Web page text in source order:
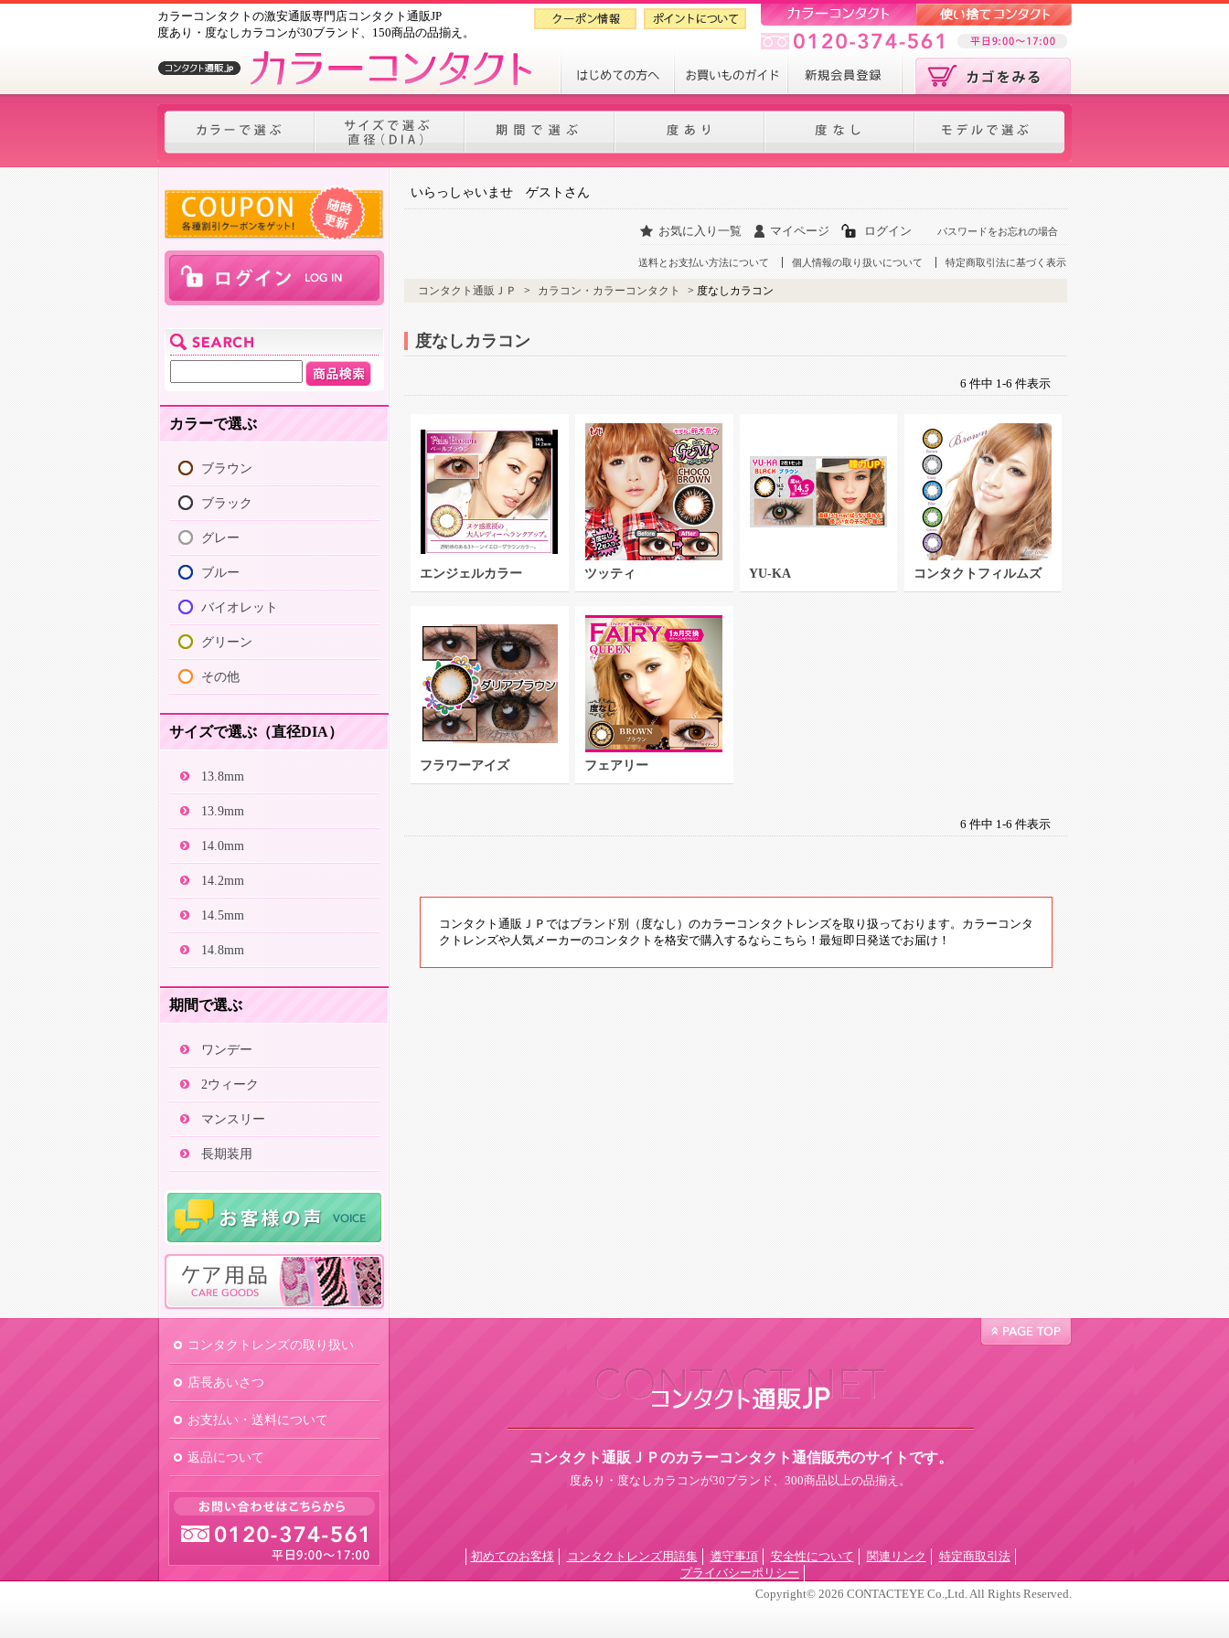
カラーコンタクトの激安通販専門店コンタクト通販JP
度あり・度なしカラコンが30ブランド、150商品の品揃え。
カラーで選ぶ
ブラウン
ブラック
グレー
ブルー
バイオレット
グリーン
その他
サイズで選ぶ（直径DIA）
13.8mm
13.9mm
14.0mm
14.2mm
14.5mm
14.8mm
期間で選ぶ
ワンデー
2ウィーク
マンスリー
長期装用
いらっしゃいませ ゲストさん
お気に入り一覧 マイページ ログイン パスワードをお忘れの場合
送料とお支払い方法について 個人情報の取り扱いについて 特定商取引法に基づく表示
コンタクト通販ＪＰ > カラコン・カラーコンタクト > 度なしカラコン
度なしカラコン
6 件中 1-6 件表示
エンジェルカラー ツッティ YU-KA コンタクトフィルムズ
フラワーアイズ フェアリー
6 件中 1-6 件表示
コンタクト通販ＪＰではブランド別（度なし）のカラーコンタクトレンズを取り扱っております。カラーコンタ
クトレンズや人気メーカーのコンタクトを格安で購入するならこちら！最短即日発送でお届け！
コンタクトレンズの取り扱い
店長あいさつ
お支払い・送料について
返品について コンタクト通販ＪＰのカラーコンタクト通信販売のサイトです。
度あり・度なしカラコンが30ブランド、300商品以上の品揃え。
初めてのお客様 コンタクトレンズ用語集 遵守事項 安全性について 関連リンク
特定商取引法
プライバシーポリシー
Copyright© 2026 CONTACTEYE Co.,Ltd. All Rights Reserved.